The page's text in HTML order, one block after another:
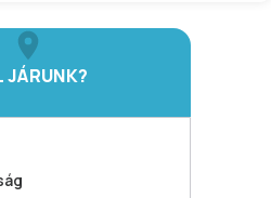
JÁRUNK?